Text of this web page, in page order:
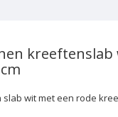
wit met een rode